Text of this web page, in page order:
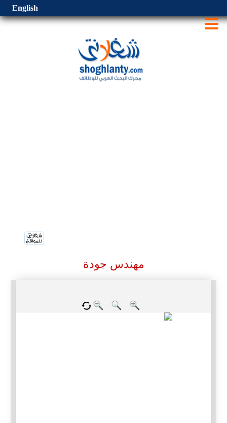
English
مهندس جودة